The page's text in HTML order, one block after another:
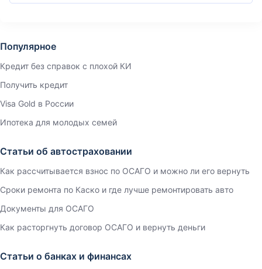
Популярное
Кредит без справок с плохой КИ
Получить кредит
Visa Gold в России
Ипотека для молодых семей
Статьи об автостраховании
Как рассчитывается взнос по ОСАГО и можно ли его вернуть
Сроки ремонта по Каско и где лучше ремонтировать авто
Документы для ОСАГО
Как расторгнуть договор ОСАГО и вернуть деньги
Статьи о банках и финансах